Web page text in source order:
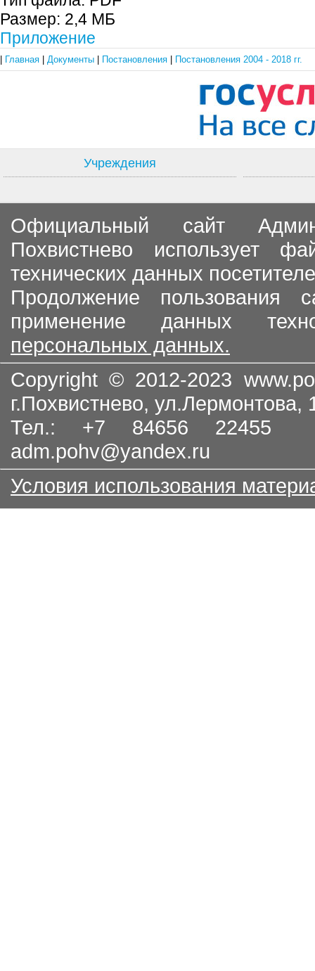
Размер: 2,4 МБ
Приложение
Главная Документы Постановления Постановления 2004 - 2018 гг.
Учреждения
Официальный сайт
Похвистнево использует
технических данных
Продолжение пользования
применение данных
персональных данных.
Copyright © 2012-2023
г.Похвистнево, ул.Лермонтова,
Тел.: +7 84656
adm.pohv@yandex.ru
Условия использования